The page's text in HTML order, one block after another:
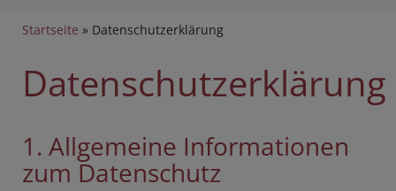
Breadcrumb
Startseite Datenschutzerklärung
Datenschutzerklärung
1. Allgemeine Informationen
zum Datenschutz